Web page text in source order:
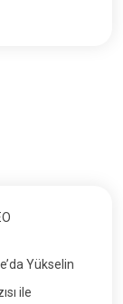
Yükselin
ile